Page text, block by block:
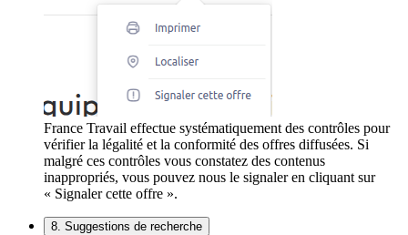
France Travail effectue systématiquement des contrôles pour
vérifier la légalité et la conformité des offres diffusées. Si
malgré ces contrôles vous constatez des contenus
inappropriés, vous pouvez nous le signaler en cliquant sur
« Signaler cette offre ».
8. Suggestions de recherche